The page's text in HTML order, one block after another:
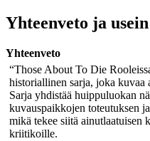
Yhteenveto ja
Yhteenveto
“Those About To Die
historiallinen sarja, joka kuvaa
Sarja yhdistää huippuluokan
kuvauspaikkojen toteutuksen
mikä tekee siitä ainutlaatuisen
kriitikoille.